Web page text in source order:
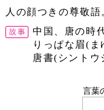
人の顔つきの尊敬
中国、唐の時
りっぱな眉(
唐書(シントウ
言葉